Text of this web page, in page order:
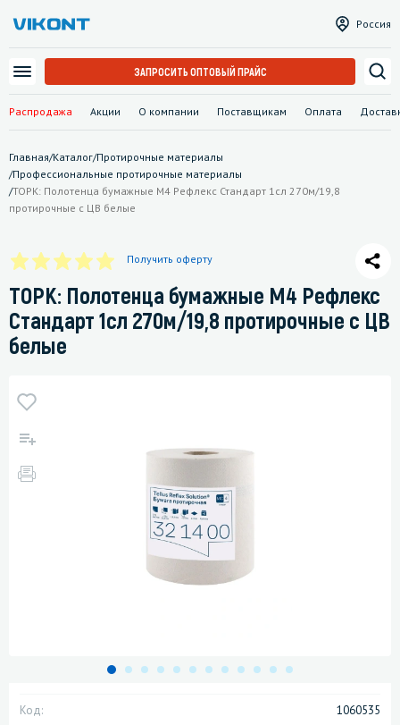
Распродажа Акции О компании Поставщикам Оплата
Россия
ЗАПРОСИТЬ ОПТОВЫЙ ПРАЙС
Главная/Каталог/Протирочные материалы
/Профессиональные протирочные материалы
/ТОРК: Полотенца бумажные M4 Рефлекс Стандарт 1сл 270м/19,8
протирочные с ЦВ белые
Получить оферту
ТОРК: Полотенца бумажные M4 Рефлекс
Стандарт 1сл 270м/19,8 протирочные с ЦВ
белые
Код: 1060535